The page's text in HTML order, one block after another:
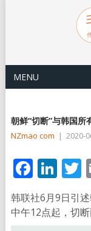
MENU
朝鲜“切断”与韩国
NZmao com | 2020-
韩联社6月9日引
中午12点起，切断